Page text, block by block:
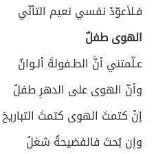
فـلأعوّدْ نفسي نعيم التأنّي
الهوى طفلٌ
عـلّمتني أنَّ الطـفولةَ ألـوانٌ
وأنّ الهوى على الدهرِ طفلُ
إنْ كتمتَ الهوى كتمتَ التباريحَ
وإن بُحتَ فالفضيحةُ شغلُ